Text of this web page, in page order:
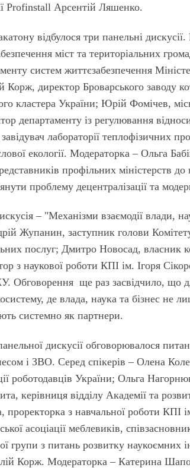
Profinstall Арсентій Ляшенко.
відбулося три панельні
міст та територіальних
систем життєзабезпечення
Корж, директор Броварського заводу
кластера України; Юрій Фомічев,
департаменту із регулювання
лабораторії теплофізичних
екології. Модераторка – Ольга
профільних міністерств
проблему децентралізації та
– "Механізми взаємодії влади,
Жупанин, заступник голови
послуг; Дмитро Новосад,
з наукової роботи КПІ ім. Ігоря
Обговорення ще раз засвідчило, що
де влада, наука та бізнес не
системно як партнери.
дискусії обговорювалося
і ЗВО. Серед спікерів – Олена
роботодавців України; Ольга
керівниця відділу Академії та
проректорка з навчальної роботи КПІ
асоціації меблевиків,
групи з питань розвитку наукоємних
Корж. Модераторка – Катерина